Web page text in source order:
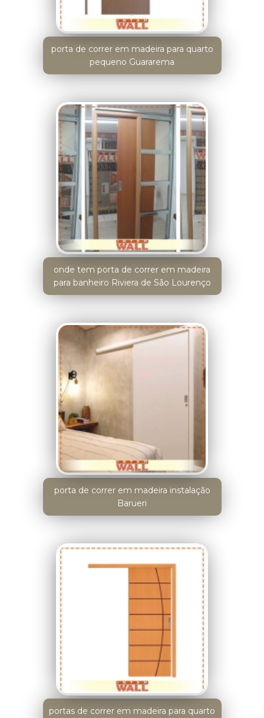
porta de correr em madeira para quarto
pequeno Guararema
onde tem porta de correr em madeira
para banheiro Riviera de São Lourenço
porta de correr em madeira instalação
Barueri
portas de correr em madeira para quarto